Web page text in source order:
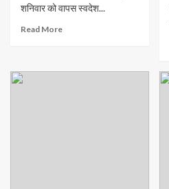
शनिवार को वापस स्वदेश...
Read More